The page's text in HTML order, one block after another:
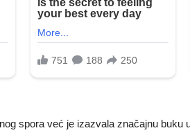
spora već je izazvala značajnu buku